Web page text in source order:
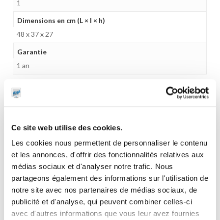
Ce site web utilise des cookies.
Les cookies nous permettent de personnaliser le contenu
et les annonces, d'offrir des fonctionnalités relatives aux
médias sociaux et d'analyser notre trafic. Nous
partageons également des informations sur l'utilisation de
notre site avec nos partenaires de médias sociaux, de
publicité et d'analyse, qui peuvent combiner celles-ci
avec d'autres informations que vous leur avez fournies
1
Dimensions en cm (L × l × h)
48 x 37 x 27
Garantie
1 an
INTERESSER